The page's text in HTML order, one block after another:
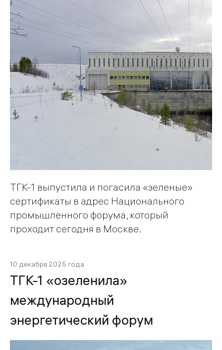
ТГК-1 выпустила и погасила «зеленые»
сертификаты в адрес Национального
промышленного форума, который
проходит сегодня в Москве.
10 декабря 2025 года
ТГК-1 «озеленила»
международный
энергетический форум